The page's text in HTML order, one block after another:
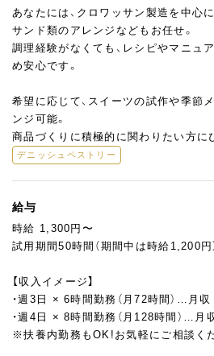
あなたには、クロワッサン製造を中心
サンド類のアレンジなどもお任せ。
調理経験がなくても、レシピやマニュ
め安心です。
希望に応じて、スイーツの試作や季節
ンジ可能。
商品づくりに積極的に関わりたい方に
デニッシュペストリー
給与
時給 1,300円〜
試用期間50時間（期間中は時給1,200円
【収入イメージ】
・週3日 × 6時間勤務（月72時間）…月
・週4日 × 8時間勤務（月128時間）…
※扶養内勤務もOK!お気軽にご相談くだ